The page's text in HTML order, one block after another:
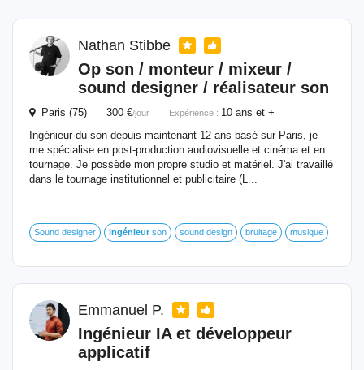
Nathan Stibbe
Op son / monteur / mixeur /
sound designer / réalisateur son
Paris (75) 300 €/jour Expérience : 10 ans et +
Ingénieur du son depuis maintenant 12 ans basé sur Paris, je
me spécialise en post-production audiovisuelle et cinéma et en
tournage. Je possède mon propre studio et matériel. J'ai travaillé
dans le tournage institutionnel et publicitaire (L...
Sound designer ingénieur son sound design bruitage musique
Emmanuel P.
Ingénieur IA et développeur
applicatif